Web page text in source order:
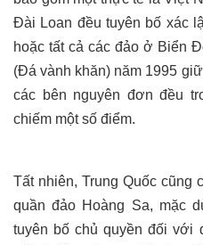
Đài Loan đều tuyên bố xác
hoặc tất cả các đảo ở Biển
(Đá vành khăn) năm 1995
các bên nguyên đơn đều
chiếm một số điểm.
Tất nhiên, Trung Quốc cũng
quần đảo Hoàng Sa, mặc
tuyên bố chủ quyền đối với